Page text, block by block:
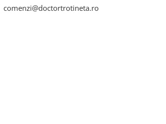
comenzi@doctortrotineta.ro